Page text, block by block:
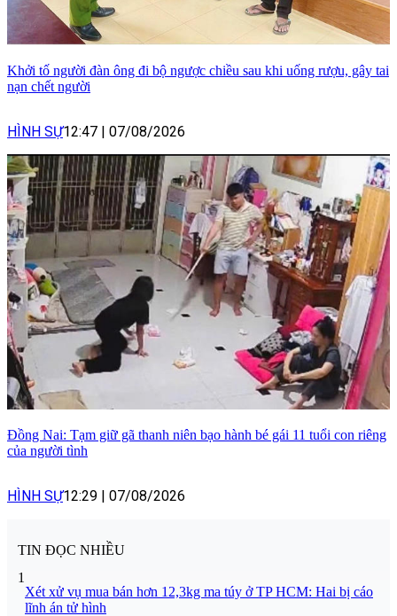
Khởi tố người đàn ông đi bộ ngược chiều sau khi uống rượu, gây tai
nạn chết người
HÌNH SỰ12:47 07/08/2026
Đồng Nai: Tạm giữ gã thanh niên bạo hành bé gái 11 tuổi con riêng
của người tình
HÌNH SỰ12:29 07/08/2026
TIN ĐỌC NHIỀU
1
Xét xử vụ mua bán hơn 12,3kg ma túy ở TP HCM: Hai bị cáo
lĩnh án tử hình